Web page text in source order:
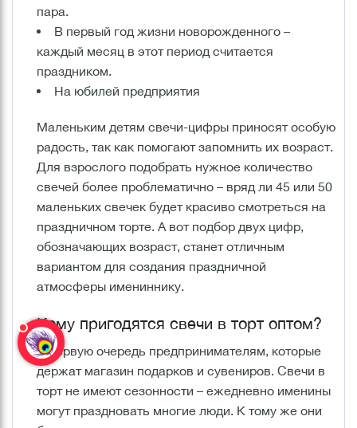
пара.
В первый год жизни новорожденного –
каждый месяц в этот период считается
праздником.
На юбилей предприятия
Маленьким детям свечи-цифры приносят особую
радость, так как помогают запомнить их возраст.
Для взрослого подобрать нужное количество
свечей более проблематично – вряд ли 45 или 50
маленьких свечек будет красиво смотреться на
праздничном торте. А вот подбор двух цифр,
обозначающих возраст, станет отличным
вариантом для создания праздничной
атмосферы имениннику.
Кому пригодятся свечи в торт оптом?
В первую очередь предпринимателям, которые
держат магазин подарков и сувениров. Свечи в
торт не имеют сезонности – ежедневно именины
могут праздновать многие люди. К тому же они